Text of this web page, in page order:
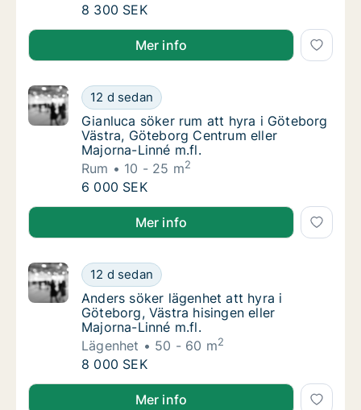
Wera söker lägenhet att hyra i Lundby,
8 300 SEK
Wera söker lägenhet att hyra i Lundby, Göteborg
Mer info
Gianluca söker rum att hyra i Göteborg
12 d sedan
Gianluca söker rum att hyra i Göteborg
Gianluca söker rum att hyra i Göteborg
Västra, Göteborg Centrum eller
Majorna-Linné m.fl.
Rum
10 - 25 m2
Gianluca söker rum att hyra i Göteborg
6 000 SEK
Gianluca söker rum att hyra i Göteborg Västra,
Mer info
Anders söker lägenhet att hyra i Göteborg,
12 d sedan
Anders söker lägenhet att hyra i Göteborg,
Anders söker lägenhet att hyra i
Göteborg, Västra hisingen eller
Majorna-Linné m.fl.
Lägenhet
50 - 60 m2
Anders söker lägenhet att hyra i Göteborg,
8 000 SEK
Anders söker lägenhet att hyra i Göteborg, Västra
Mer info